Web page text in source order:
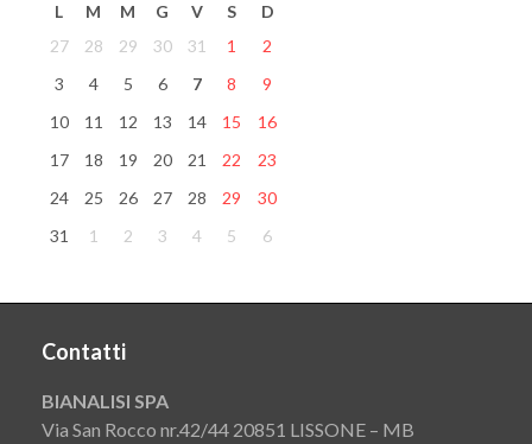
L
M M G V S
D
27
28 29 30 31 1
2
3
4 5 6 7 8
9
10
11 12 13 14 15
16
17
18 19 20 21 22
23
24
25 26 27 28 29
30
31
1 2 3 4 5 6
Contatti
BIANALISI SPA
Via San Rocco nr.42/44 20851 LISSONE – MB